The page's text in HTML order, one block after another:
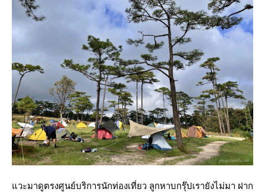
วะมาดูตรงศูนย์บริการนักท่องเที่ยว ลูกหาบกรุ๊ปเรายังไม่มา ฝาก